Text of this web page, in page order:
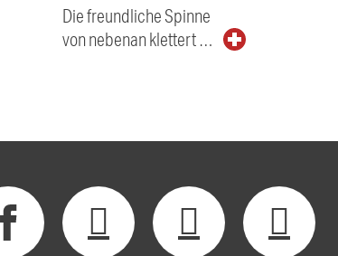
Die freundliche Spinne
von nebenan klettert …